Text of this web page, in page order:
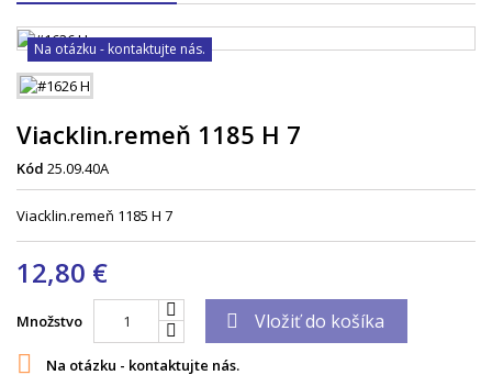
Na otázku - kontaktujte nás.
Viacklin.remeň 1185 H 7
Kód 25.09.40A
Viacklin.remeň 1185 H 7
12,80 €
Množstvo  Vložiť do košíka
 Na otázku - kontaktujte nás.